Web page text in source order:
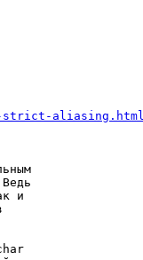
strict-aliasing.html
и